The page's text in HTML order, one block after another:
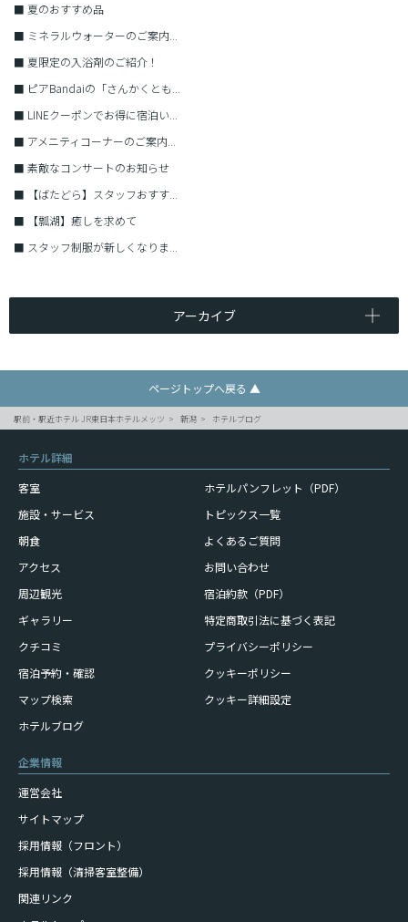
■ 夏のおすすめ品
■ ミネラルウォーターのご案内...
■ 夏限定の入浴剤のご紹介！
■ ピアBandaiの「さんかくとも...
■ LINEクーポンでお得に宿泊い...
■ アメニティコーナーのご案内...
■ 素敵なコンサートのお知らせ
■
【ばたどら】スタッフおすす...
■
【瓢湖】癒しを求めて
■ スタッフ制服が新しくなりま...
アーカイブ
ページトップへ戻る ▲
駅前・駅近ホテル JR東日本ホテルメッツ 新潟 ホテルブログ
ホテル詳細
客室
施設・サービス
朝食
アクセス
周辺観光
ギャラリー
クチコミ
宿泊予約・確認
マップ検索
ホテルブログ
ホテルパンフレット（PDF）
トピックス一覧
よくあるご質問
お問い合わせ
宿泊約款（PDF）
特定商取引法に基づく表記
プライバシーポリシー
クッキーポリシー
クッキー詳細設定
企業情報
運営会社
サイトマップ
採用情報（フロント）
採用情報（清掃客室整備）
関連リンク